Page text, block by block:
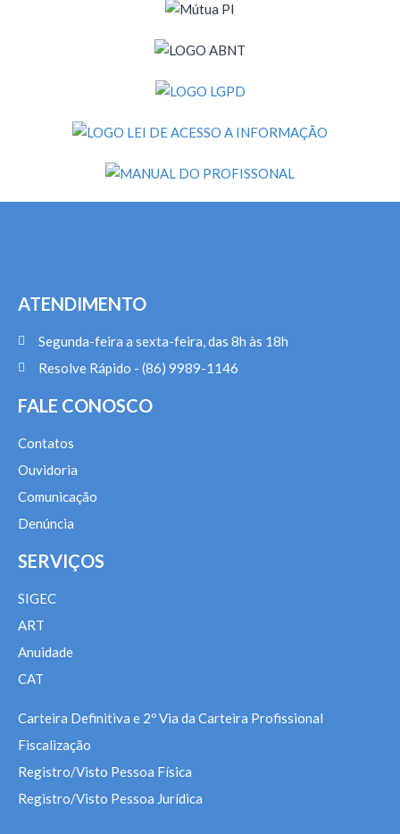
ATENDIMENTO
Segunda-feira a sexta-feira, das 8h às 18h
Resolve Rápido - (86) 9989-1146
FALE CONOSCO
Contatos
Ouvidoria
Comunicação
Denúncia
SERVIÇOS
SIGEC
ART
Anuidade
CAT
Carteira Definitiva e 2º Via da Carteira Profissional
Fiscalização
Registro/Visto Pessoa Física
Registro/Visto Pessoa Jurídica